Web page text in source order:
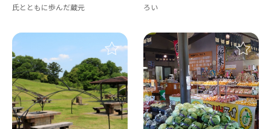
氏とともに歩んだ蔵元
ろい